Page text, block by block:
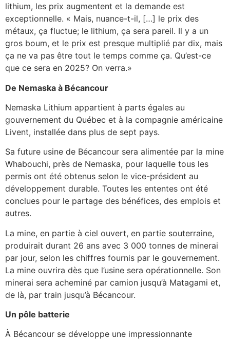
lithium, les prix augmentent et la demande est
exceptionnelle. « Mais, nuance-t-il, […] le prix des
métaux, ça fluctue; le lithium, ça sera pareil. Il y a un
gros boum, et le prix est presque multiplié par dix, mais
ça ne va pas être tout le temps comme ça. Qu’est-ce
que ce sera en 2025? On verra.»
De Nemaska à Bécancour
Nemaska Lithium appartient à parts égales au
gouvernement du Québec et à la compagnie américaine
Livent, installée dans plus de sept pays.
Sa future usine de Bécancour sera alimentée par la mine
Whabouchi, près de Nemaska, pour laquelle tous les
permis ont été obtenus selon le vice-président au
développement durable. Toutes les ententes ont été
conclues pour le partage des bénéfices, des emplois et
autres.
La mine, en partie à ciel ouvert, en partie souterraine,
produirait durant 26 ans avec 3 000 tonnes de minerai
par jour, selon les chiffres fournis par le gouvernement.
La mine ouvrira dès que l’usine sera opérationnelle. Son
minerai sera acheminé par camion jusqu’à Matagami et,
de là, par train jusqu’à Bécancour.
Un pôle batterie
À Bécancour se développe une impressionnante